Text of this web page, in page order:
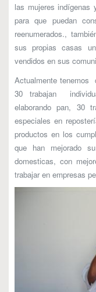
las mujeres indígenas
para que puedan
reenumerados.,
sus propias casas
vendidos en sus
Actualmente tenemos
30 trabajan
elaborando pan, 30
especiales en
productos en los
que han mejorado
domesticas, con
trabajar en empresas